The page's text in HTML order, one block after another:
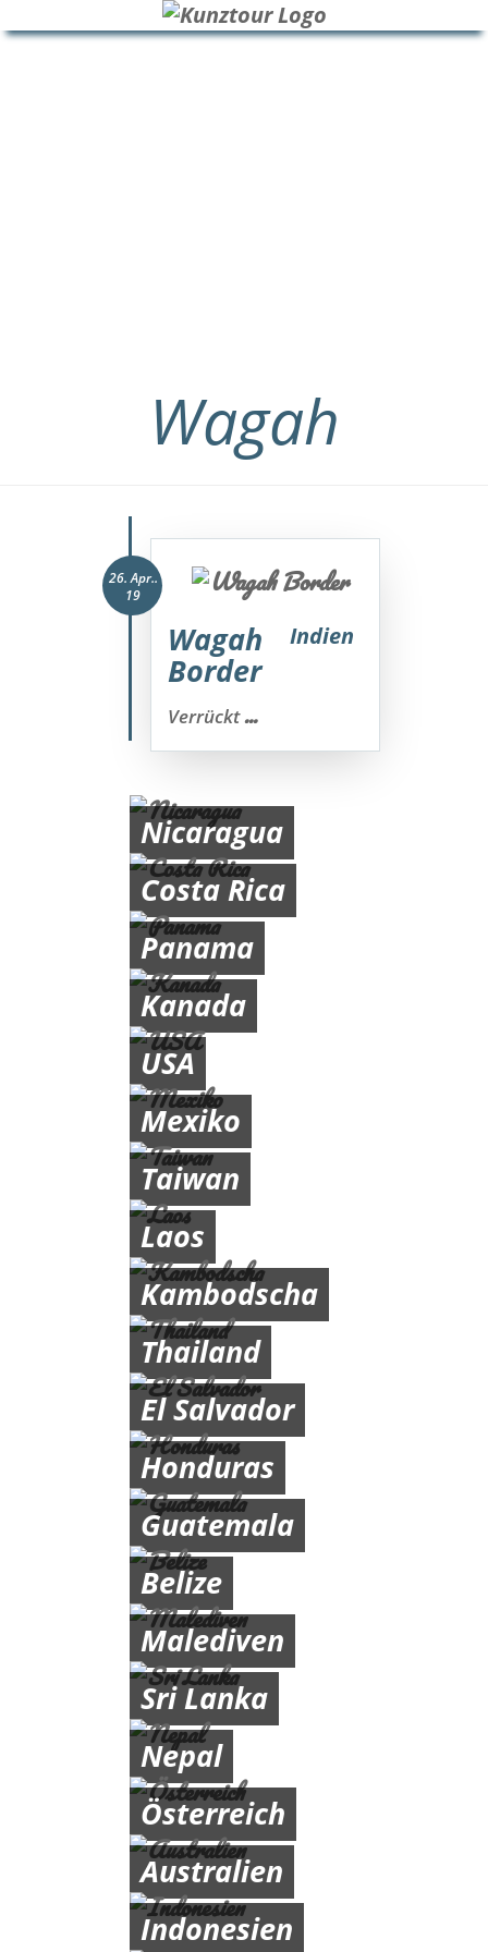
Wagah
26. Apr..
19
Wagah
Border
Indien
Verrückt...
Nicaragua
Costa Rica
Panama
Kanada
USA
Mexiko
Taiwan
Laos
Kambodscha
Thailand
El Salvador
Honduras
Guatemala
Belize
Malediven
Sri Lanka
Nepal
Österreich
Australien
Indonesien